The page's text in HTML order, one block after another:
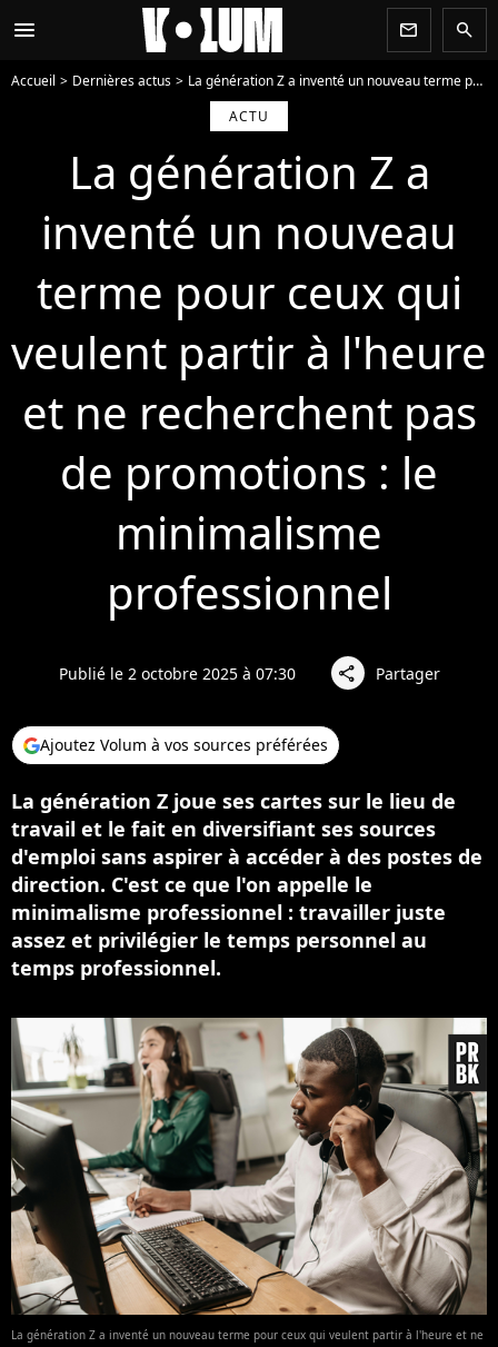
menu newsletter search
Accueil Dernières actus
La génération Z a inventé un nouveau terme pour ceux qui veulent partir à l'heure et ne recherchent pas de promotions : le minimalisme professionnel
ACTU
La génération Z a
inventé un nouveau
terme pour ceux qui
veulent partir à l'heure
et ne recherchent pas
de promotions : le
minimalisme
professionnel
Publié le 2 octobre 2025 à 07:30 share Partager
Ajoutez Volum à vos sources préférées
La génération Z joue ses cartes sur le lieu de
travail et le fait en diversifiant ses sources
d'emploi sans aspirer à accéder à des postes de
direction. C'est ce que l'on appelle le
minimalisme professionnel : travailler juste
assez et privilégier le temps personnel au
temps professionnel.
La génération Z a inventé un nouveau terme pour ceux qui veulent partir à l'heure et ne